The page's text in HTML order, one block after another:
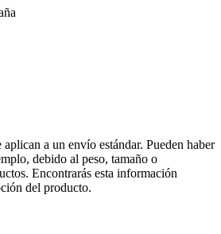
a un envío estándar. Pueden haber
debido al peso, tamaño o
Encontrarás esta información
del producto.